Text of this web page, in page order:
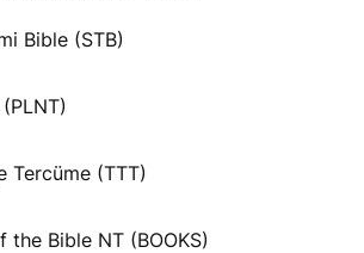
Bible (STB)
Tercüme (TTT)
the Bible NT (BOOKS)